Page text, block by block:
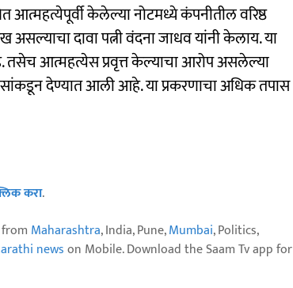
केलेल्या नोटमध्ये कंपनीतील वरिष्ठ
दावा पत्नी वंदना जाधव यांनी केलाय. या
तसेच आत्महत्येस प्रवृत्त केल्याचा आरोप असलेल्या
देण्यात आली आहे. या प्रकरणाचा अधिक तपास
करा.
from Maharashtra, India, Pune,Mumbai, Politics,
newson Mobile. Download the Saam Tv app for